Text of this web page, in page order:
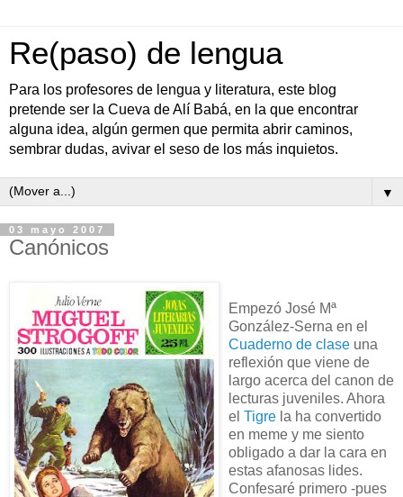
Re(paso) de lengua
Para los profesores de lengua y literatura, este blog
pretende ser la Cueva de Alí Babá, en la que encontrar
alguna idea, algún germen que permita abrir caminos,
sembrar dudas, avivar el seso de los más inquietos.
▼
03 mayo 2007
Canónicos
Empezó José Mª
González-Serna en el
Cuaderno de clase una
reflexión que viene de
largo acerca del canon de
lecturas juveniles. Ahora
el Tigre la ha convertido
en meme y me siento
obligado a dar la cara en
estas afanosas lides.
Confesaré primero -pues